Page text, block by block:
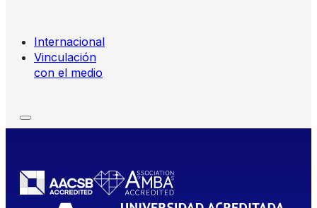
Internacional
Vinculación
con el medio